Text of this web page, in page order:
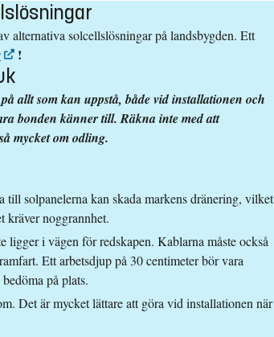
alternativa solcellslösningar på landsbygden. Ett
!
allt som kan uppstå, både vid installationen och
bonden känner till. Räkna inte med att
mycket om odling.
till solpanelerna kan skada markens dränering, vilket
kräver noggrannhet.
ligger i vägen för redskapen. Kablarna måste också
Ett arbetsdjup på 30 centimeter bör vara
på plats.
Det är mycket lättare att göra vid installationen när